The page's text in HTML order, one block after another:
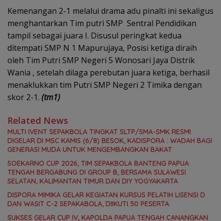
Kemenangan 2-1 melalui drama adu pinalti ini sekaligus
menghantarkan Tim putri SMP Sentral Pendidikan
tampil sebagai juara I. Disusul peringkat kedua
ditempati SMP N 1 Mapurujaya, Posisi ketiga diraih
oleh Tim Putri SMP Negeri 5 Wonosari Jaya Distrik
Wania , setelah dilaga perebutan juara ketiga, berhasil
menaklukkan tim Putri SMP Negeri 2 Timika dengan
skor 2-1. (tm1)
Related News
MULTI IVENT SEPAKBOLA TINGKAT SLTP/SMA-SMK RESMI
DIGELAR DI MSC KAMIS (6/8) BESOK, KADISPORA : WADAH BAGI
GENERASI MUDA UNTUK MENGEMBANGKAN BAKAT
SOEKARNO CUP 2026, TIM SEPAKBOLA BANTENG PAPUA
TENGAH BERGABUNG DI GROUP B, BERSAMA SULAWESI
SELATAN, KALIMANTAN TIMUR DAN DIY YOGYAKARTA
DISPORA MIMIKA GELAR KEGIATAN KURSUS PELATIH LISENSI D
DAN WASIT C-2 SEPAKABOLA, DIIKUTI 50 PESERTA
SUKSES GELAR CUP IV, KAPOLDA PAPUA TENGAH CANANGKAN